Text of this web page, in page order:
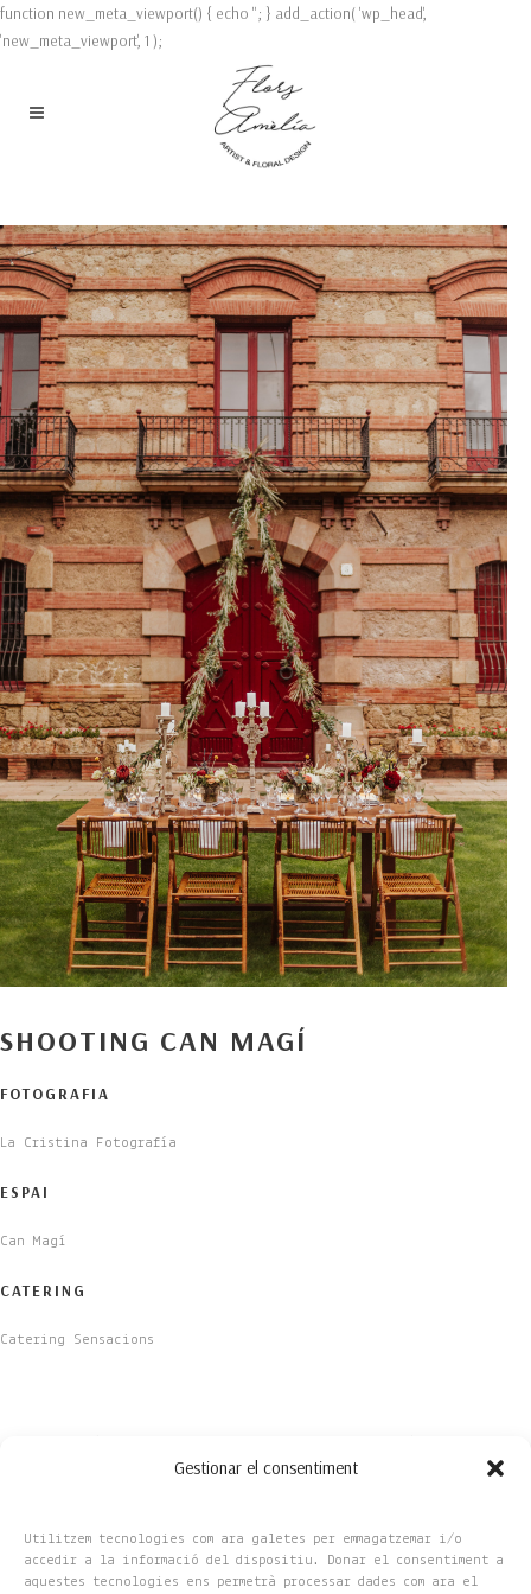
Gestionar el consentiment
Utilitzem tecnologies com ara galetes per emmagatzemar i/o
accedir a la informació del dispositiu. Donar el consentiment a
aquestes tecnologies ens permetrà processar dades com ara el
function new_meta_viewport() { echo ''; } add_action( 'wp_head',
'new_meta_viewport', 1 );
SHOOTING CAN MAGÍ
FOTOGRAFIA
La Cristina Fotografía
ESPAI
Can Magí
CATERING
Catering Sensacions